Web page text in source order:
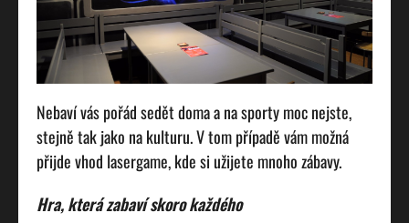
Nebaví vás pořád sedět doma a na sporty moc nejste,
stejně tak jako na kulturu. V tom případě vám možná
přijde vhod lasergame, kde si užijete mnoho zábavy.
Hra, která zabaví skoro každého